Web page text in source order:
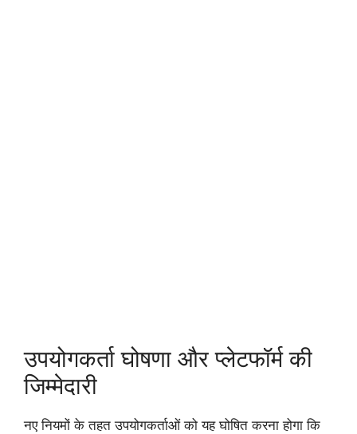
उपयोगकर्ता घोषणा और प्लेटफॉर्म की
जिम्मेदारी
नए नियमों के तहत उपयोगकर्ताओं को यह घोषित करना होगा कि